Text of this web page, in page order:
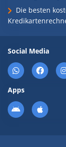
Die besten
Social Media
Apps